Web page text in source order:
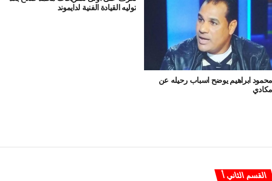
محمود ابراهيم يوضح اسباب رحيله عن
مكادي
توليه القيادة الفنية لدايموند
القسم الثاني أ